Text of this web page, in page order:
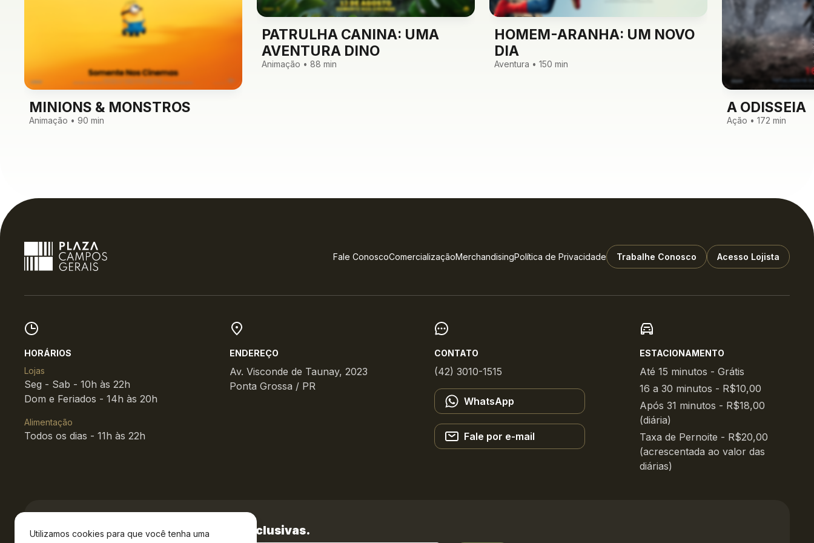
Utilizamos cookies para que você tenha uma
MINIONS & MONSTROS
Animação • 90 min
PATRULHA CANINA: UMA
AVENTURA DINO
Animação • 88 min
HOMEM-ARANHA: UM NOVO
DIA
Aventura • 150 min
A ODISSEIA
Ação • 172 min
Fale ConoscoComercializaçãoMerchandisingPolítica de Privacidade Trabalhe Conosco Acesso Lojista
HORÁRIOS
Lojas
Seg - Sab - 10h às 22h
Dom e Feriados - 14h às 20h
Alimentação
Todos os dias - 11h às 22h
ENDEREÇO
Av. Visconde de Taunay, 2023
Ponta Grossa / PR
CONTATO
(42) 3010-1515
WhatsApp
Fale por e-mail
ESTACIONAMENTO
Até 15 minutos - Grátis
16 a 30 minutos - R$10,00
Após 31 minutos - R$18,00
(diária)
Taxa de Pernoite - R$20,00
(acrescentada ao valor das
diárias)
Cadastre-se e recebavantagens exclusivas.